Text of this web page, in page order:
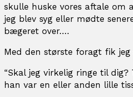
skulle huske vores aftale om
jeg blev syg eller mødte
bægeret over….
Med den største foragt fik jeg
“Skal jeg virkelig ringe til dig?
han var en eller anden lille